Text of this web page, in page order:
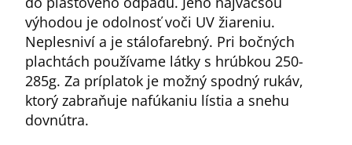
výhodou je odolnosť voči UV žiareniu.
Neplesniví a je stálofarebný. Pri bočných
plachtách používame látky s hrúbkou 250-
285g. Za príplatok je možný spodný rukáv,
ktorý zabraňuje nafúkaniu lístia a snehu
dovnútra.